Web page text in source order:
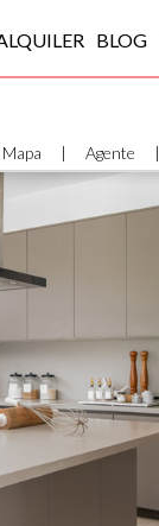
BLOG
Mapa | Agente |